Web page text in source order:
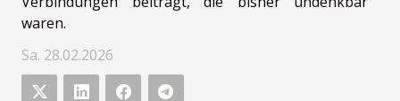
waren.
Sa. 28.02.2026